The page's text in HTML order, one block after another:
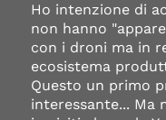
Ho intenzione di
non hanno
con i droni ma in
ecosistema
Questo un primo
interessante... Ma